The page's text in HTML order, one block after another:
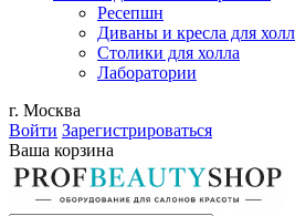
Ресепшн
Диваны и кресла для
Столики для холла
Лаборатории
г. Москва
Войти Зарегистрироваться
Ваша корзина